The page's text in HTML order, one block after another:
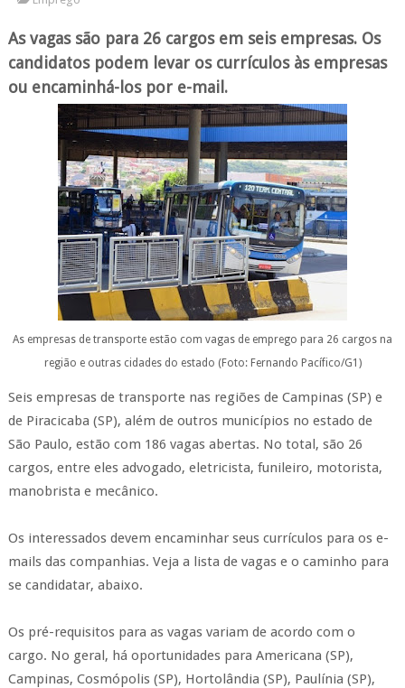
As vagas são para 26 cargos em seis empresas. Os
candidatos podem levar os currículos às empresas
ou encaminhá-los por e-mail.
As empresas de transporte estão com vagas de emprego para 26 cargos na
região e outras cidades do estado (Foto: Fernando Pacífico/G1)
Seis empresas de transporte nas regiões de Campinas (SP) e
de Piracicaba (SP), além de outros municípios no estado de
São Paulo, estão com 186 vagas abertas. No total, são 26
cargos, entre eles advogado, eletricista, funileiro, motorista,
manobrista e mecânico.
Os interessados devem encaminhar seus currículos para os e-
mails das companhias. Veja a lista de vagas e o caminho para
se candidatar, abaixo.
Os pré-requisitos para as vagas variam de acordo com o
cargo. No geral, há oportunidades para Americana (SP),
Campinas, Cosmópolis (SP), Hortolândia (SP), Paulínia (SP),